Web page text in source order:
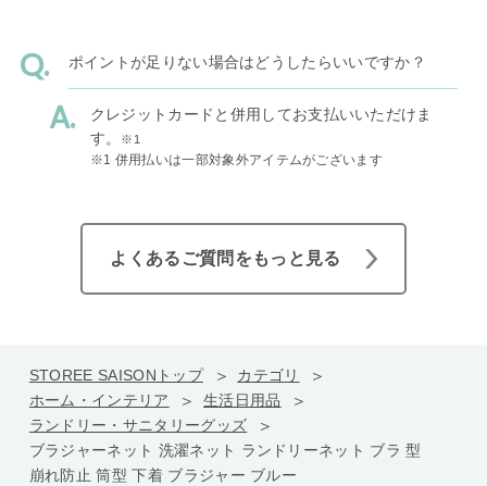
ポイントが足りない場合はどうしたらいいですか？
クレジットカードと併用してお支払いいただけま
す。
※1
※1 併用払いは一部対象外アイテムがございます
よくあるご質問をもっと見る
STOREE SAISONトップ
カテゴリ
ホーム・インテリア
生活日用品
ランドリー・サニタリーグッズ
ブラジャーネット 洗濯ネット ランドリーネット ブラ 型
崩れ防止 筒型 下着 ブラジャー ブルー